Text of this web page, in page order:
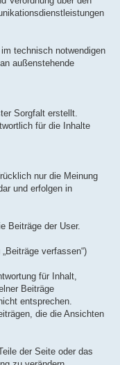
technisch notwendigen
außenstehende
Sorgfalt erstellt.
für die Inhalte
nur die Meinung
und erfolgen in
Beiträge der User.
verfassen“)
für Inhalt,
Beiträge
entsprechen.
die die Ansichten
der Seite oder das